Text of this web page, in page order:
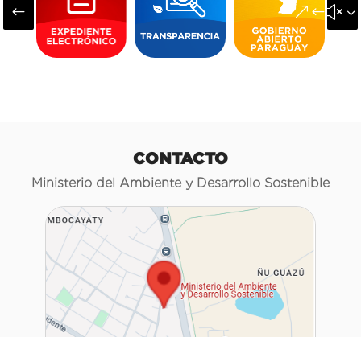
#
CONTACTO
Ministerio del Ambiente y Desarrollo Sostenible